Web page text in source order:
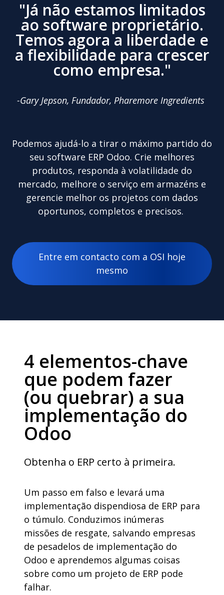
"Já não estamos limitados
ao software proprietário.
Temos agora a liberdade e
a flexibilidade para crescer
como empresa."
-Gary Jepson, Fundador, Pharemore Ingredients
Podemos ajudá-lo a tirar o máximo partido do
seu software ERP Odoo. Crie melhores
produtos, responda à volatilidade do
mercado, melhore o serviço em armazéns e
gerencie melhor os projetos com dados
oportunos, completos e precisos.
Entre em contacto com a OSI hoje
mesmo
4 elementos-chave
que podem fazer
(ou quebrar) a sua
implementação do
Odoo
Obtenha o ERP certo à primeira.
Um passo em falso e levará uma
implementação dispendiosa de ERP para
o túmulo. Conduzimos inúmeras
missões de resgate, salvando empresas
de pesadelos de implementação do
Odoo e aprendemos algumas coisas
sobre como um projeto de ERP pode
falhar.